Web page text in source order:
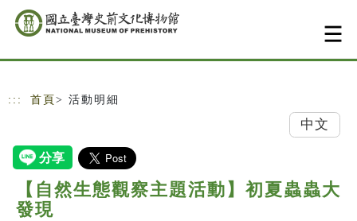
跳到主要內容
網站導覽
::: 首頁 > 活動明細
中文
【自然生態觀察主題活動】初夏蟲蟲大
發現